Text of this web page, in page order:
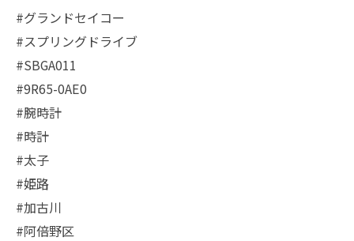
#グランドセイコー
#スプリングドライブ
#SBGA011
#9R65-0AE0
#腕時計
#時計
#太子
#姫路
#加古川
#阿倍野区